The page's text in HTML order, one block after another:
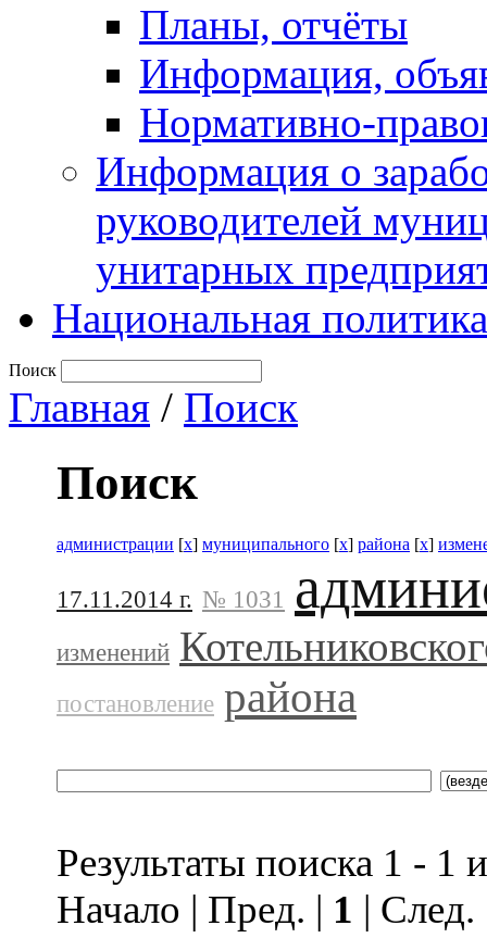
Планы, отчёты
Информация,
Нормативно-
Информация о
руководителей
унитарных
Национальная политика
Поиск
Главная / Поиск
Поиск
администрации [x] муниципального [x] района [x]
17.11.2014 г. № 1031
изменений
постановление района
Результаты поиска 1 - 1
Начало | Пред. | 1 |